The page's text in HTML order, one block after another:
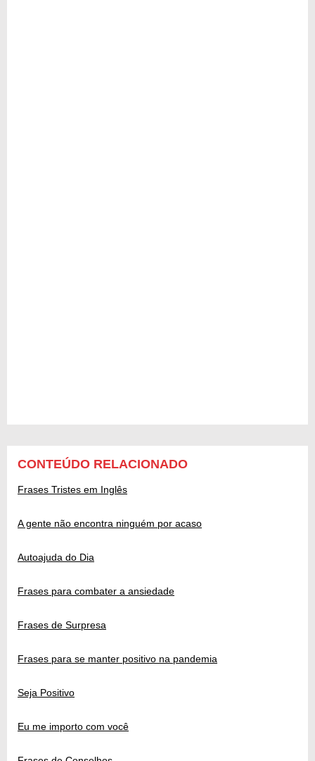
CONTEÚDO RELACIONADO
Frases Tristes em Inglês
A gente não encontra ninguém por acaso
Autoajuda do Dia
Frases para combater a ansiedade
Frases de Surpresa
Frases para se manter positivo na pandemia
Seja Positivo
Eu me importo com você